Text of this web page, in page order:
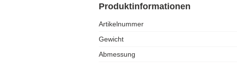
Produktinformationen
Artikelnummer
Gewicht
Abmessung